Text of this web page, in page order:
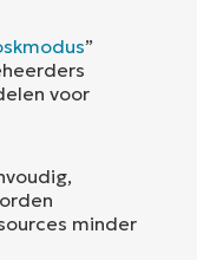
”
voor
minder